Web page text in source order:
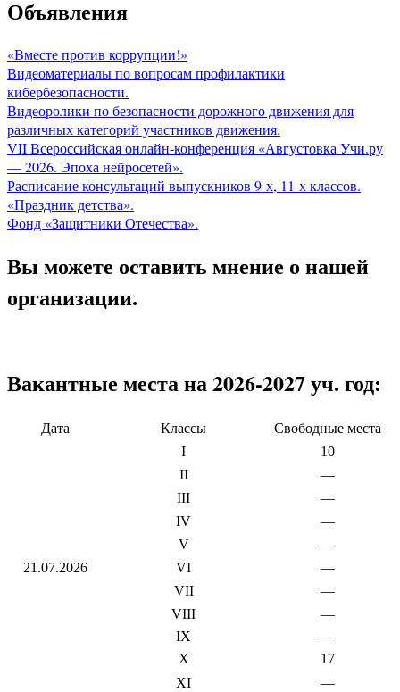
Объявления
«Вместе против коррупции!»
Видеоматериалы по вопросам профилактики
кибербезопасности.
Видеоролики по безопасности дорожного движения для
различных категорий участников движения.
VII Всероссийская онлайн-конференция «Августовка Учи.ру
— 2026. Эпоха нейросетей».
Расписание консультаций выпускников 9-х, 11-х классов.
«Праздник детства».
Фонд «Защитники Отечества».
Вы можете оставить мнение о нашей
организации.
Вакантные места на 2026-2027 уч. год:
Дата Классы Свободные места
21.07.2026
I
10
II
—
III
—
IV
—
V
—
VI
—
VII
—
VIII
—
IX
—
X
17
XI
—